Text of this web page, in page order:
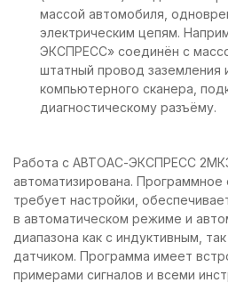
массой автомобиля,
электрическим цепям.
ЭКСПРЕСС» соединён с
штатный провод заземления
компьютерного сканера,
диагностическому разъёму.
Работа с АВТОАС-ЭКСПРЕСС
автоматизирована. Программное
требует настройки,
в автоматическом режиме и
диапазона как с индуктивным,
датчиком. Программа имеет
примерами сигналов и всеми